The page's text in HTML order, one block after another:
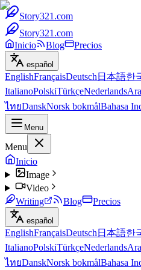
Story321.com
Story321.com
Inicio
Blog Precios
español
EnglishFrançaisDeutsch 日本語한
ItalianoPolskiTürkçeNederlands
ไทยDanskNorsk bokmålBahasa
Menu
Menu
Inicio
Image
Video
Writing
Blog Precios
español
EnglishFrançaisDeutsch 日本語한
ItalianoPolskiTürkçeNederlands
ไทยDanskNorsk bokmålBahasa